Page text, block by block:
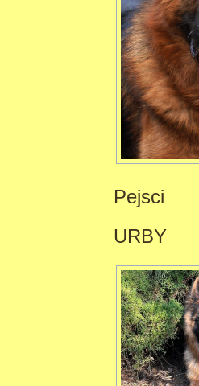
Pejsci
URBY